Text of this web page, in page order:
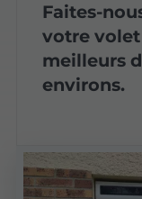
Faites-
votre
meilleurs
environs.